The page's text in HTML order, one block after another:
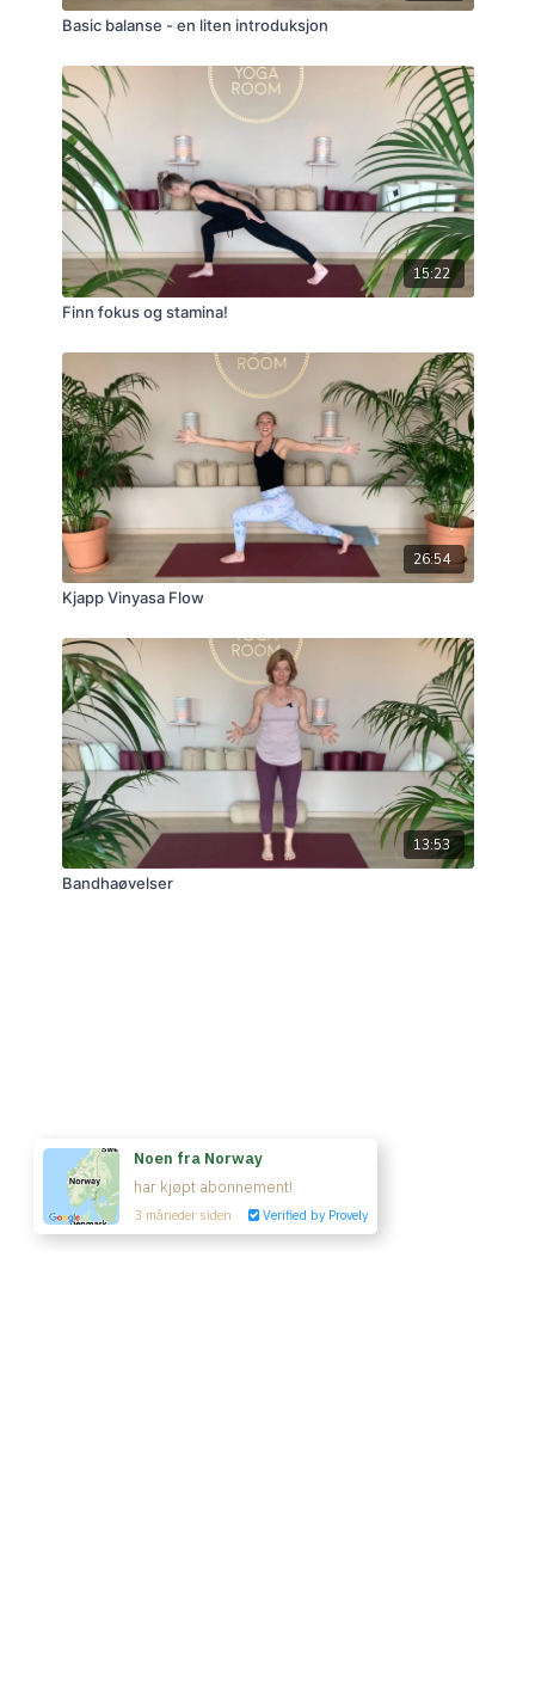
Basic balanse - en liten introduksjon
15:22
Finn fokus og stamina!
26:54
Kjapp Vinyasa Flow
13:53
Bandhaøvelser